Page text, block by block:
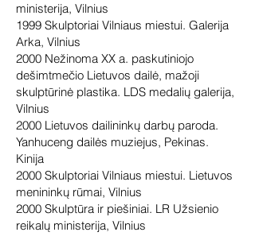
ministerija, Vilnius
1999 Skulptoriai Vilniaus miestui. Galerija
Arka, Vilnius
2000 Nežinoma XX a. paskutiniojo
dešimtmečio Lietuvos dailė, mažoji
skulptūrinė plastika. LDS medalių galerija,
Vilnius
2000 Lietuvos dailininkų darbų paroda.
Yanhuceng dailės muziejus, Pekinas.
Kinija
2000 Skulptoriai Vilniaus miestui. Lietuvos
menininkų rūmai, Vilnius
2000 Skulptūra ir piešiniai. LR Užsienio
reikalų ministerija, Vilnius